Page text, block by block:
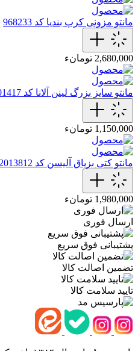
مانتو مزونی کرپ بندیا کد 968233
2,680,000 تومانء
مانتو سایز بزرگ لینن آلانا کد 10101417
1,150,000 تومانء
مانتو کتی بزیاق آلیسن کد 2013812
1,980,000 تومانء
ارسال فوری
پشتیبانی فوق سریع
تضمین اصالت کالا
تایید سلامت کالا